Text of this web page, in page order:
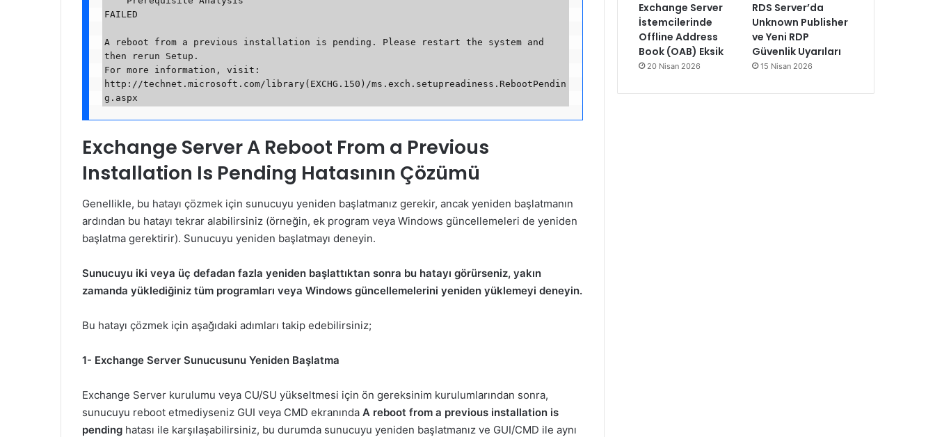
FAILED
A reboot from a previous installation is pending. Please restart the system and
then rerun Setup.
For more information, visit:
http://technet.microsoft.com/library(EXCHG.150)/ms.exch.setupreadiness.RebootPendin
Exchange Server A Reboot From a Previous
Installation Is Pending Hatasının Çözümü
Genellikle, bu hatayı çözmek için sunucuyu yeniden başlatmanız gerekir, ancak yeniden başlatmanın
ardından bu hatayı tekrar alabilirsiniz (örneğin, ek program veya Windows güncellemeleri de yeniden
başlatma gerektirir). Sunucuyu yeniden başlatmayı deneyin.
Sunucuyu iki veya üç defadan fazla yeniden başlattıktan sonra bu hatayı görürseniz, yakın
zamanda yüklediğiniz tüm programları veya Windows güncellemelerini yeniden yüklemeyi deneyin.
Bu hatayı çözmek için aşağıdaki adımları takip edebilirsiniz;
1- Exchange Server Sunucusunu Yeniden Başlatma
Exchange Server kurulumu veya CU/SU yükseltmesi için ön gereksinim kurulumlarından sonra,
sunucuyu reboot etmediyseniz GUI veya CMD ekranında A reboot from a previous installation is
pending hatası ile karşılaşabilirsiniz, bu durumda sunucuyu yeniden başlatmanız ve GUI/CMD ile aynı
Exchange Server
İstemcilerinde
Offline Address
Book (OAB) Eksik
20 Nisan 2026
RDS Server’da
Unknown Publisher
ve Yeni RDP
Güvenlik Uyarıları
15 Nisan 2026